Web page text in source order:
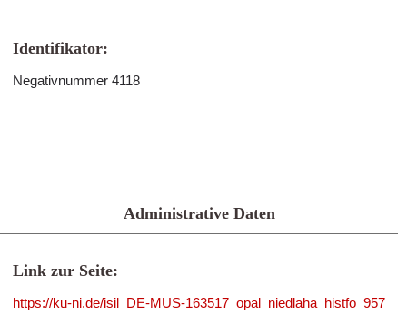
Identifikator:
Negativnummer 4118
Administrative Daten
Link zur Seite:
https://ku-ni.de/isil_DE-MUS-163517_opal_niedlaha_histfo_957